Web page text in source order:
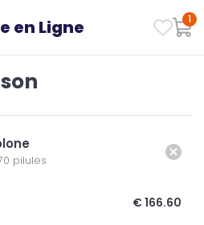
en Ligne 1
pilules
€ 166.60